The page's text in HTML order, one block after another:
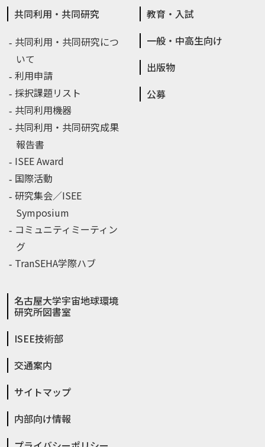
共同利用・共同研究
共同利用・共同研究につ
いて
利用申請
採択課題リスト
共同利用機器
共同利用・共同研究成果
報告書
ISEE Award
国際活動
研究集会／ISEE
Symposium
コミュニティミーティン
グ
TranSEHA学際ハブ
教育・入試
一般・中高生向け
出版物
公募
名古屋大学宇宙地球環境
研究所図書室
ISEE技術部
交通案内
サイトマップ
内部向け情報